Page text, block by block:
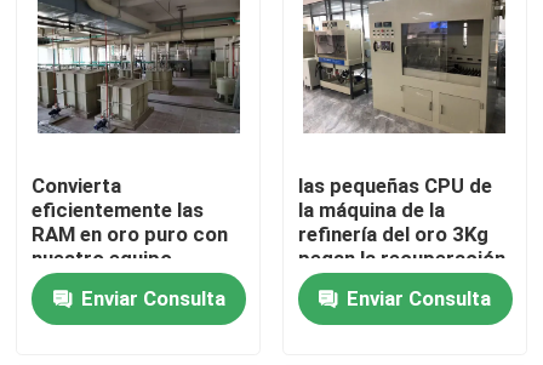
Hogar
Productos
Convierta
eficientemente las
RAM en oro puro con
nuestro equipo
avanzado de
refinación de oro
Enviar Consulta
las pequeñas CPU de
la máquina de la
refinería del oro 3Kg
pegan la recuperación
inútil del oro de E
Enviar Consulta